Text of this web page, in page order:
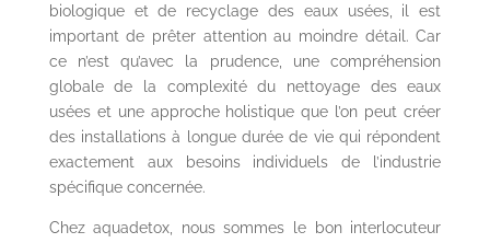
biologique et de recyclage des eaux usées, il est
important de prêter attention au moindre détail. Car
ce n’est qu’avec la prudence, une compréhension
globale de la complexité du nettoyage des eaux
usées et une approche holistique que l’on peut créer
des installations à longue durée de vie qui répondent
exactement aux besoins individuels de l’industrie
spécifique concernée.
Chez aquadetox, nous sommes le bon interlocuteur